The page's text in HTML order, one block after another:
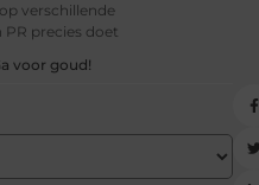
verschillende
PR precies doet
voor goud!